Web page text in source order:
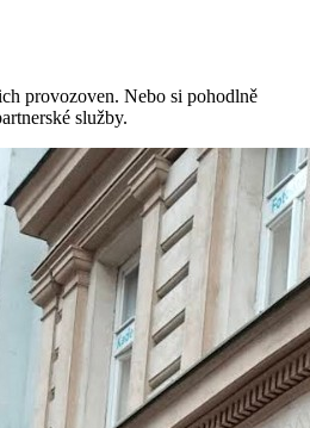
provozoven. Nebo si pohodlně
služby.